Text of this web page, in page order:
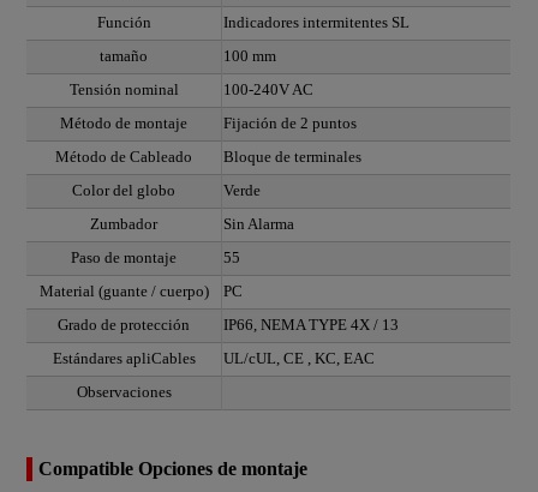
Función
Indicadores intermitentes SL
tamaño
100 mm
Tensión nominal
100-240V AC
Método de montaje
Fijación de 2 puntos
Método de Cableado
Bloque de terminales
Color del globo
Verde
Zumbador
Sin Alarma
Paso de montaje
55
Material (guante / cuerpo)
PC
Grado de protección
IP66, NEMA TYPE 4X / 13
Estándares apliCables
UL/cUL, CE , KC, EAC
Observaciones
Compatible Opciones de montaje